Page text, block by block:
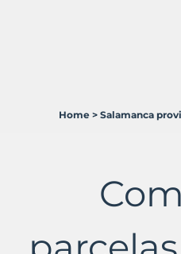
Murbalands
Home > Salamanca